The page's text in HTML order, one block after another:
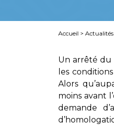
Accueil > Actualités
Un arrêté du
les
Alors
moins avant
demande